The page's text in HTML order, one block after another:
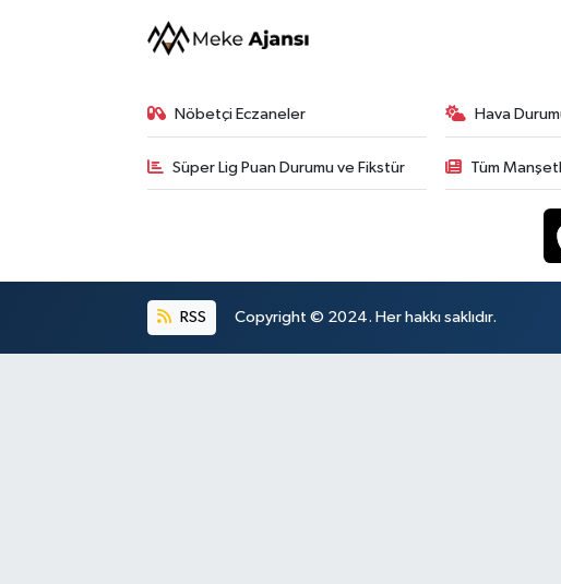
Nöbetçi Eczaneler Hava
Süper Lig Puan Durumu ve Fikstür Tüm
RSS Copyright © 2024. Her hakkı saklıdır.